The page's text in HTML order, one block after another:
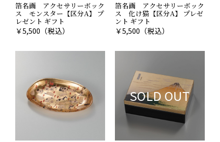
箔名画 アクセサリーボック
ス モンスター【区分A】 プ
レゼント ギフト
￥5,500 （税込）
箔名画 アクセサリーボック
ス 化け猫【区分A】 プレゼ
ント ギフト
￥5,500 （税込）
SOLD OUT